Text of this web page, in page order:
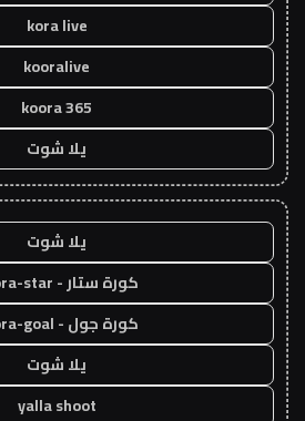
kora live
kooralive
koora 365
يلا شوت
يلا شوت
كورة ستار - koora-star
كورة جول - koora-goal
يلا شوت
yalla shoot